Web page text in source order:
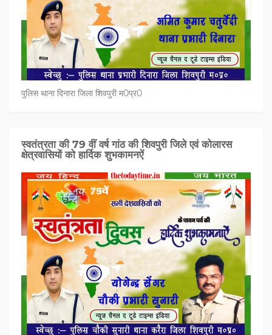
पुलिस थाना दिनारा जिला शिवपुरी म0प्र0
स्वतंत्रता की 79 वीं वर्ष गांठ की शिवपुरी जिले एवं कोलारस
क्षेत्रवासियों को हार्दिक शुभकामनऐं